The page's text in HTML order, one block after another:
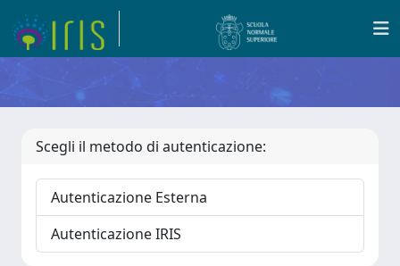
Scegli il metodo di autenticazione:
Autenticazione Esterna
Autenticazione IRIS